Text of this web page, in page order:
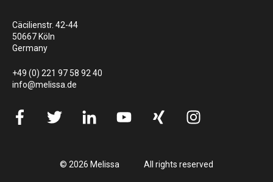
Cäcilienstr. 42-44
50667 Köln
Germany
+49 (0) 221 97 58 92 40
info@melissa.de
© 2026 Melissa All rights reserved